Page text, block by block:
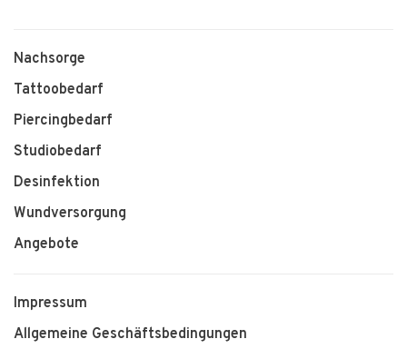
Nachsorge
Tattoobedarf
Piercingbedarf
Studiobedarf
Desinfektion
Wundversorgung
Angebote
Impressum
Allgemeine Geschäftsbedingungen